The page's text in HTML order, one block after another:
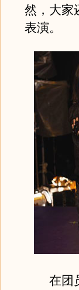
然，大家
表演。
在团员